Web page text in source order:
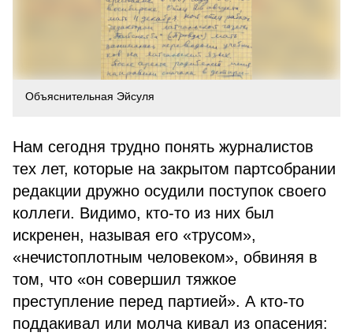
Объяснительная Эйсуля
Нам сегодня трудно понять журналистов
тех лет, которые на закрытом партсобрании
редакции дружно осудили поступок своего
коллеги. Видимо, кто-то из них был
искренен, называя его «трусом»,
«нечистоплотным человеком», обвиняя в
том, что «он совершил тяжкое
преступление перед партией». А кто-то
поддакивал или молча кивал из опасения: